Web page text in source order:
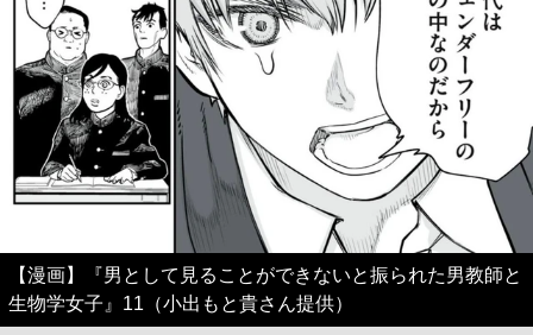
【漫画】『男として見ることができないと振られた男教師と
生物学女子』11（小出もと貴さん提供）